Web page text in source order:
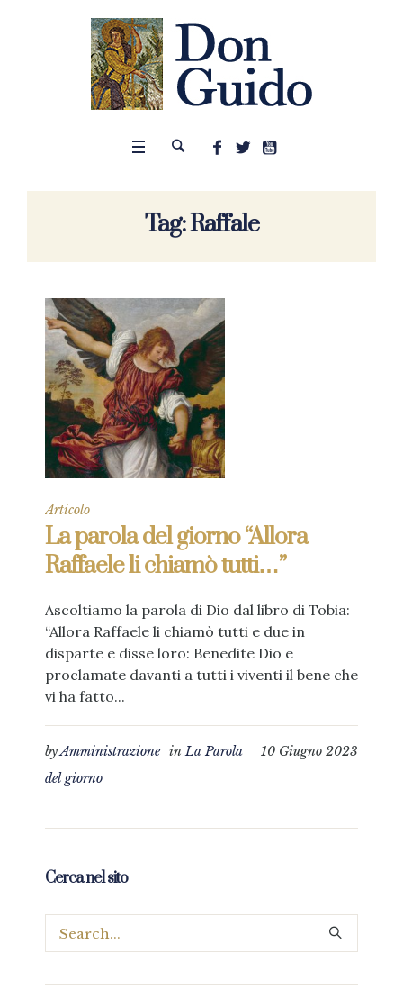
Tag:Raffale
Articolo
La parola del giorno “Allora
Raffaele li chiamò tutti…”
Ascoltiamo la parola di Dio dal libro di Tobia:
“Allora Raffaele li chiamò tutti e due in
disparte e disse loro: Benedite Dio e
proclamate davanti a tutti i viventi il bene che
vi ha fatto...
10 Giugno 2023
byAmministrazione inLa Parola
del giorno
Cerca nel sito